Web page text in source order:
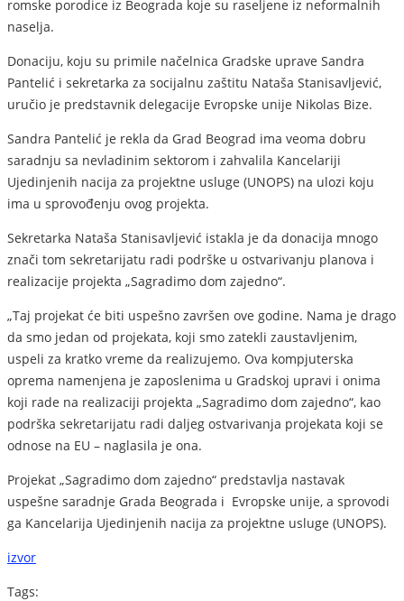
romske porodice iz Beograda koje su raseljene iz neformalnih
naselja.
Donaciju, koju su primile načelnica Gradske uprave Sandra
Pantelić i sekretarka za socijalnu zaštitu Nataša Stanisavljević,
uručio je predstavnik delegacije Evropske unije Nikolas Bize.
Sandra Pantelić je rekla da Grad Beograd ima veoma dobru
saradnju sa nevladinim sektorom i zahvalila Kancelariji
Ujedinjenih nacija za projektne usluge (UNOPS) na ulozi koju
ima u sprovođenju ovog projekta.
Sekretarka Nataša Stanisavljević istakla je da donacija mnogo
znači tom sekretarijatu radi podrške u ostvarivanju planova i
realizacije projekta „Sagradimo dom zajedno“.
„Taj projekat će biti uspešno završen ove godine. Nama je drago
da smo jedan od projekata, koji smo zatekli zaustavljenim,
uspeli za kratko vreme da realizujemo. Ova kompjuterska
oprema namenjena je zaposlenima u Gradskoj upravi i onima
koji rade na realizaciji projekta „Sagradimo dom zajedno“, kao
podrška sekretarijatu radi daljeg ostvarivanja projekata koji se
odnose na EU – naglasila je ona.
Projekat „Sagradimo dom zajedno“ predstavlja nastavak
uspešne saradnje Grada Beograda i Evropske unije, a sprovodi
ga Kancelarija Ujedinjenih nacija za projektne usluge (UNOPS).
izvor
Tags: